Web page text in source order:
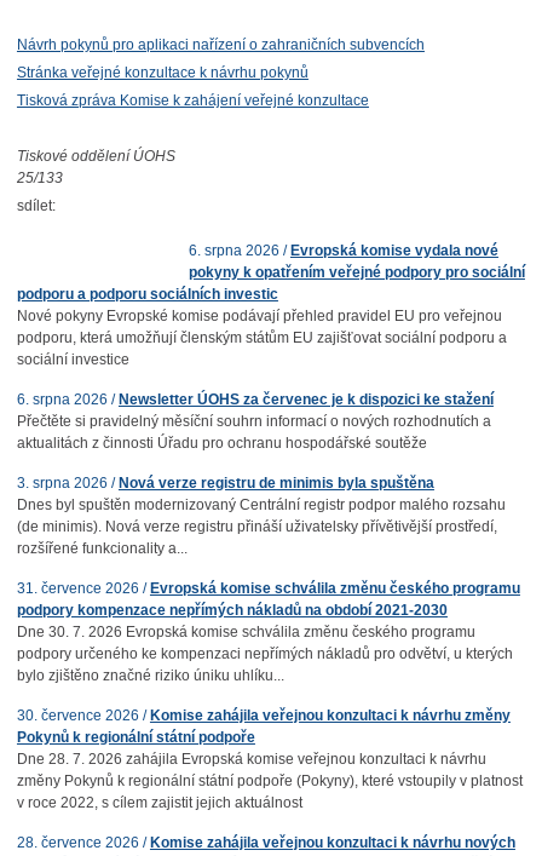
Návrh pokynů pro aplikaci nařízení o zahraničních subvencích
Stránka veřejné konzultace k návrhu pokynů
Tisková zpráva Komise k zahájení veřejné konzultace
Tiskové oddělení ÚOHS
25/133
sdílet:
6. srpna 2026 / Evropská komise vydala nové
pokyny k opatřením veřejné podpory pro sociální
podporu a podporu sociálních investic
Nové pokyny Evropské komise podávají přehled pravidel EU pro veřejnou
podporu, která umožňují členským státům EU zajišťovat sociální podporu a
sociální investice
6. srpna 2026 / Newsletter ÚOHS za červenec je k dispozici ke stažení
Přečtěte si pravidelný měsíční souhrn informací o nových rozhodnutích a
aktualitách z činnosti Úřadu pro ochranu hospodářské soutěže
3. srpna 2026 / Nová verze registru de minimis byla spuštěna
Dnes byl spuštěn modernizovaný Centrální registr podpor malého rozsahu
(de minimis). Nová verze registru přináší uživatelsky přívětivější prostředí,
rozšířené funkcionality a...
31. července 2026 / Evropská komise schválila změnu českého programu
podpory kompenzace nepřímých nákladů na období 2021-2030
Dne 30. 7. 2026 Evropská komise schválila změnu českého programu
podpory určeného ke kompenzaci nepřímých nákladů pro odvětví, u kterých
bylo zjištěno značné riziko úniku uhlíku...
30. července 2026 / Komise zahájila veřejnou konzultaci k návrhu změny
Pokynů k regionální státní podpoře
Dne 28. 7. 2026 zahájila Evropská komise veřejnou konzultaci k návrhu
změny Pokynů k regionální státní podpoře (Pokyny), které vstoupily v platnost
v roce 2022, s cílem zajistit jejich aktuálnost
28. července 2026 / Komise zahájila veřejnou konzultaci k návrhu nových